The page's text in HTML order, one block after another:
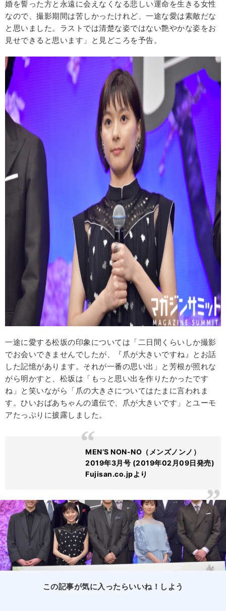
婚を誓った方と永遠に会えなくなる悲しい運命を生きる女性
なので、撮影期間は苦しかったけれど、一途な愛は素敵だな
と思いました。ラストでは清楚な姿ではない艶やかな姿をお
見せできると思います」と見どころを予告。
一途に愛する松坂の印象については「二日間くらいしか撮影
でお会いできませんでしたが、『爪が大きいですね』とお話
した記憶があります。それが一番の思い出」と芳根が照れな
がら明かすと、松坂は「もっと思い出を作りたかったです
ね」と笑いながら「爪の大きさについてはたまに言われま
す。ひいおばあちゃんの遺伝で、爪が大きいです」とユーモ
アたっぷりに披露しました。
MEN’S NON-NO（メンズノンノ）
2019年3月号 (2019年02月09日発売)
Fujisan.co.jpより
この記事が気に入ったらいいね！しよう